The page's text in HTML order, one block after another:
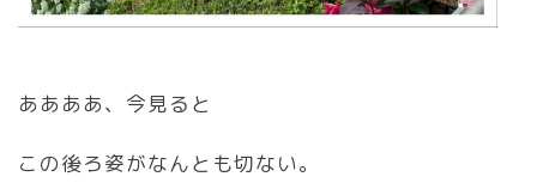
ああああ、今見ると
この後ろ姿がなんとも切ない。